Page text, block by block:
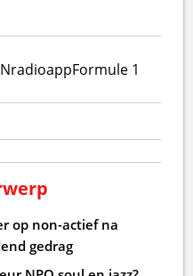
radioappFormule 1
op non-actief na
gedrag